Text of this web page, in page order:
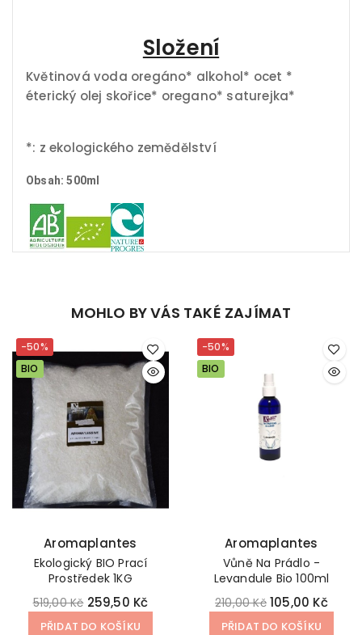
Složení
Květinová voda oregáno* alkohol* ocet *
éterický olej skořice* oregano* saturejka*
*: z ekologického zemědělství
Obsah: 500ml
MOHLO BY VÁS TAKÉ ZAJÍMAT
-50%
BIO
Aromaplantes
Ekologický BIO Prací
Prostředek 1KG
519,00 Kč 259,50 Kč
PŘIDAT DO KOŠÍKU
-50%
BIO
Aromaplantes
Vůně Na Prádlo -
Levandule Bio 100ml
210,00 Kč 105,00 Kč
PŘIDAT DO KOŠÍKU